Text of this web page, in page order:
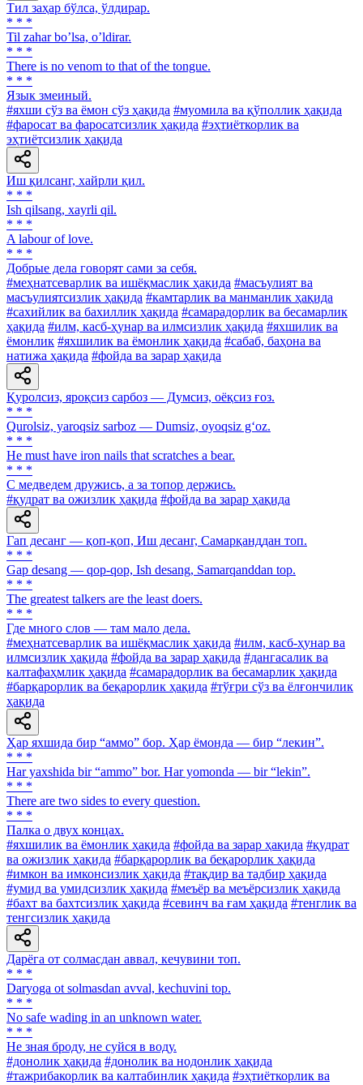
Тил заҳар бўлса, ўлдирар.
* * *
Til zahar boʼlsa, oʼldirar.
* * *
There is no venom to that of the tongue.
* * *
Язык змеиный.
#яхши сўз ва ёмон сўз ҳақида #муомила ва қўполлик ҳақида
#фаросат ва фаросатсизлик ҳақида #эҳтиёткорлик ва
эҳтиётсизлик ҳақида
Иш қилсанг, хайрли қил.
* * *
Ish qilsang, xayrli qil.
* * *
A labour of love.
* * *
Добрые дела говорят сами за себя.
#меҳнатсеварлик ва ишёқмаслик ҳақида #масъулият ва
масъулиятсизлик ҳақида #камтарлик ва манманлик ҳақида
#сахийлик ва бахиллик ҳақида #самарадорлик ва бесамарлик
ҳақида #илм, касб-ҳунар ва илмсизлик ҳақида #яхшилик ва
ёмонлик #яхшилик ва ёмонлик ҳақида #сабаб, баҳона ва
натижа ҳақида #фойда ва зарар ҳақида
Қуролсиз, яроқсиз сарбоз — Думсиз, оёқсиз ғоз.
* * *
Qurolsiz, yaroqsiz sarboz — Dumsiz, oyoqsiz g‘oz.
* * *
Не must have iron nails that scratches a bear.
* * *
С медведем дружись, а за топор держись.
#қудрат ва ожизлик ҳақида #фойда ва зарар ҳақида
Гап десанг — қоп-қоп, Иш десанг, Самарқанддан топ.
* * *
Gap desang — qop-qop, Ish desang, Samarqanddan top.
* * *
The greatest talkers are the least doers.
* * *
Где много слов — там мало дела.
#меҳнатсеварлик ва ишёқмаслик ҳақида #илм, касб-ҳунар ва
илмсизлик ҳақида #фойда ва зарар ҳақида #дангасалик ва
калтафаҳмлик ҳақида #самарадорлик ва бесамарлик ҳақида
#барқарорлик ва беқарорлик ҳақида #тўғри сўз ва ёлғончилик
ҳақида
Ҳар яхшида бир “аммо” бор. Ҳар ёмонда — бир “лекин”.
* * *
Har yaxshida bir “ammo” bor. Har yomonda — bir “lekin”.
* * *
There are two sides to every question.
* * *
Палка о двух концах.
#яхшилик ва ёмонлик ҳақида #фойда ва зарар ҳақида #қудрат
ва ожизлик ҳақида #барқарорлик ва беқарорлик ҳақида
#имкон ва имконсизлик ҳақида #тақдир ва тадбир ҳақида
#умид ва умидсизлик ҳақида #меъёр ва меъёрсизлик ҳақида
#бахт ва бахтсизлик ҳақида #севинч ва ғам ҳақида #тенглик ва
тенгсизлик ҳақида
Дарёга от солмасдан аввал, кечувини топ.
* * *
Daryoga ot solmasdan avval, kechuvini top.
* * *
No safe wading in an unknown water.
* * *
He зная броду, не суйся в воду.
#донолик ҳақида #донолик ва нодонлик ҳақида
#тажрибакорлик ва калтабинлик ҳақида #эҳтиёткорлик ва